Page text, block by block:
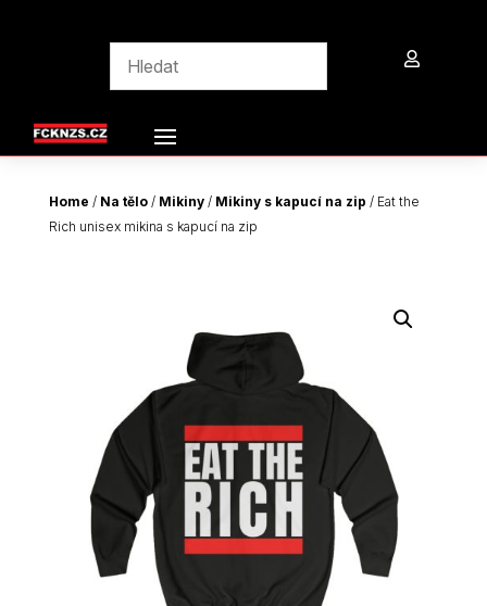

Home / Na tělo/ Mikiny/ Mikiny s kapucí na zip / Eat the
Rich unisex mikina s kapucí na zip